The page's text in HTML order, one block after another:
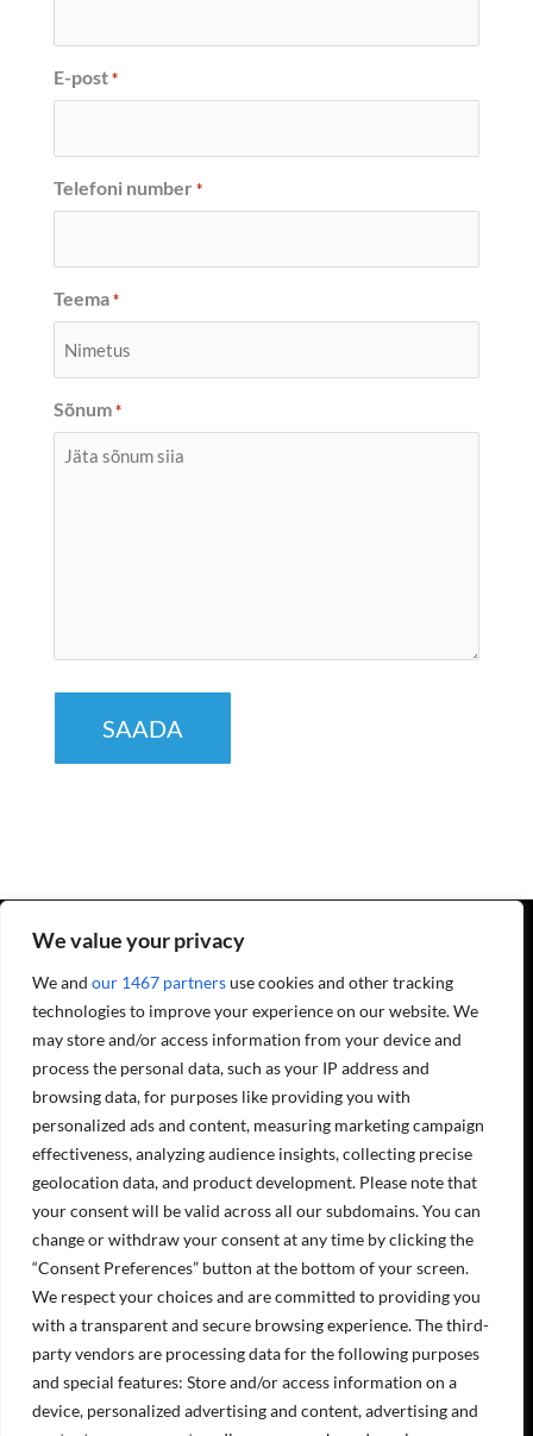
We value your privacy
We and our 1467 partnersuse cookies and other tracking
technologies to improve your experience on our website. We
may store and/or access information from your device and
process the personal data, such as your IP address and
browsing data, for purposes like providing you with
personalized ads and content, measuring marketing campaign
effectiveness, analyzing audience insights, collecting precise
geolocation data, and product development. Please note that
your consent will be valid across all our subdomains. You can
change or withdraw your consent at any time by clicking the
“Consent Preferences” button at the bottom of your screen.
We respect your choices and are committed to providing you
with a transparent and secure browsing experience. The third-
party vendors are processing data for the following purposes
and special features: Store and/or access information on a
device, personalized advertising and content, advertising and
E-post *
Telefoni number *
Teema *
Sõnum *
Projecta OY soomekeelsete sotsiaalmeedia kanalite lingid:
Masinad ja seadmed
Hooldusteenused
Meist
Kontaktandmed
Töökohad
Keskkonnakava
Registri ja andmekaitse põhimõtted
OLEME AVATUD
E-R 8:00-16.00